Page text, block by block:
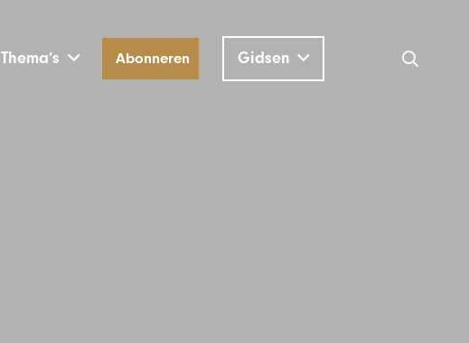
Thema’s Abonneren Gidsen